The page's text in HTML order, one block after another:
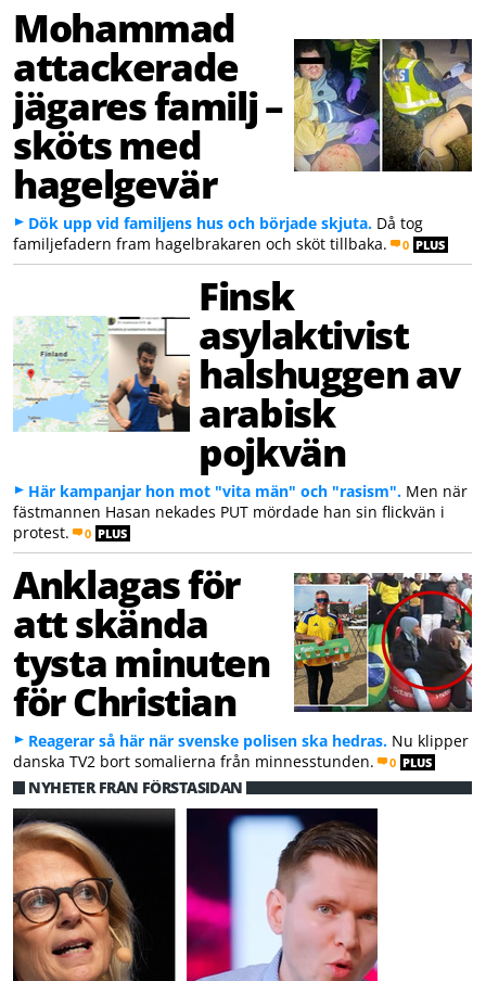
Mohammad
attackerade
jägares familj –
sköts med
hagelgevär
Dök upp vid familjens hus och började skjuta. Då tog
familjefadern fram hagelbrakaren och sköt tillbaka.
0 PLUS
Finsk
asylaktivist
halshuggen av
arabisk
pojkvän
Här kampanjar hon mot "vita män" och "rasism". Men när
fästmannen Hasan nekades PUT mördade han sin flickvän i
protest.
0 PLUS
Anklagas för
att skända
tysta minuten
för Christian
Reagerar så här när svenske polisen ska hedras. Nu klipper
danska TV2 bort somalierna från minnesstunden.
0 PLUS
NYHETER FRÅN FÖRSTASIDAN